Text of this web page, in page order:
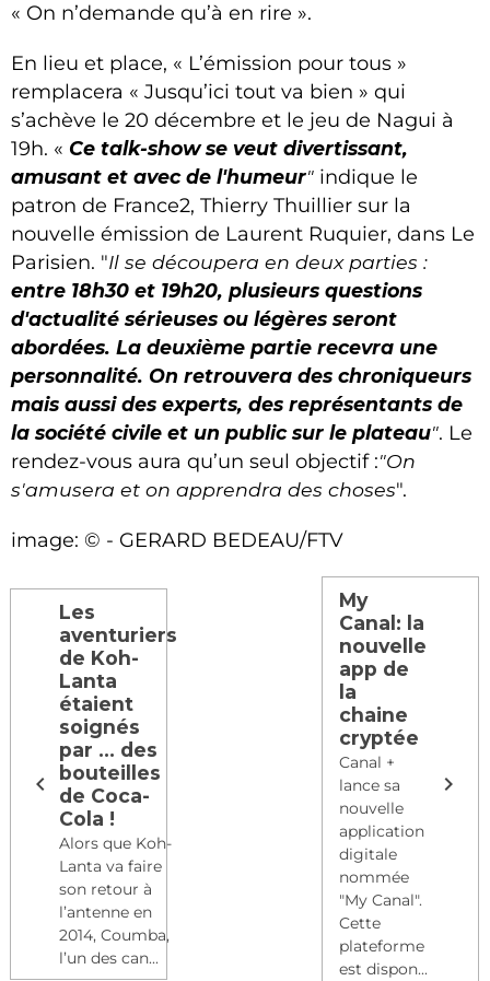
« On n’demande qu’à en rire ».
En lieu et place, « L’émission pour tous »
remplacera « Jusqu’ici tout va bien » qui
s’achève le 20 décembre et le jeu de Nagui à
19h. « Ce talk-show se veut divertissant,
amusant et avec de l'humeur" indique le
patron de France2, Thierry Thuillier sur la
nouvelle émission de Laurent Ruquier, dans Le
Parisien. "Il se découpera en deux parties :
entre 18h30 et 19h20, plusieurs questions
d'actualité sérieuses ou légères seront
abordées. La deuxième partie recevra une
personnalité. On retrouvera des chroniqueurs
mais aussi des experts, des représentants de
la société civile et un public sur le plateau". Le
rendez-vous aura qu’un seul objectif :"On
s'amusera et on apprendra des choses".
image: © - GERARD BEDEAU/FTV
Les
aventuriers
de Koh-
Lanta
étaient
soignés
par ... des
bouteilles
de Coca-
Cola !
Alors que Koh-
Lanta va faire
son retour à
l’antenne en
2014, Coumba,
l’un des can...
My
Canal: la
nouvelle
app de
la
chaine
cryptée
Canal +
lance sa
nouvelle
application
digitale
nommée
"My Canal".
Cette
plateforme
est dispon...